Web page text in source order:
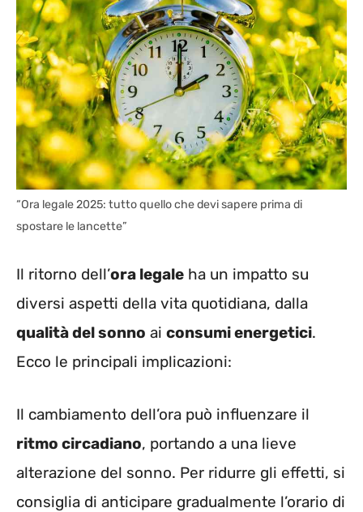
“Ora legale 2025: tutto quello che devi sapere prima di
spostare le lancette”
Il ritorno dell’ora legale ha un impatto su
diversi aspetti della vita quotidiana, dalla
qualità del sonno ai consumi energetici.
Ecco le principali implicazioni:
Il cambiamento dell’ora può influenzare il
ritmo circadiano, portando a una lieve
alterazione del sonno. Per ridurre gli effetti, si
consiglia di anticipare gradualmente l’orario di